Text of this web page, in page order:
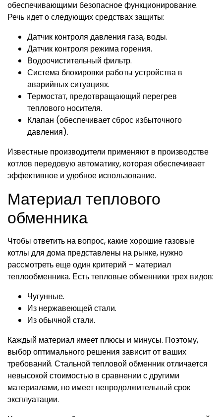
обеспечивающими безопасное функционирование.
Речь идет о следующих средствах защиты:
Датчик контроля давления газа, воды.
Датчик контроля режима горения.
Водоочистительный фильтр.
Система блокировки работы устройства в
аварийных ситуациях.
Термостат, предотвращающий перегрев
теплового носителя.
Клапан (обеспечивает сброс избыточного
давления).
Известные производители применяют в производстве
котлов передовую автоматику, которая обеспечивает
эффективное и удобное использование.
Материал теплового
обменника
Чтобы ответить на вопрос, какие хорошие газовые
котлы для дома представлены на рынке, нужно
рассмотреть еще один критерий – материал
теплообменника. Есть тепловые обменники трех видов:
Чугунные.
Из нержавеющей стали.
Из обычной стали.
Каждый материал имеет плюсы и минусы. Поэтому,
выбор оптимального решения зависит от ваших
требований. Стальной тепловой обменник отличается
невысокой стоимостью в сравнении с другими
материалами, но имеет непродолжительный срок
эксплуатации.